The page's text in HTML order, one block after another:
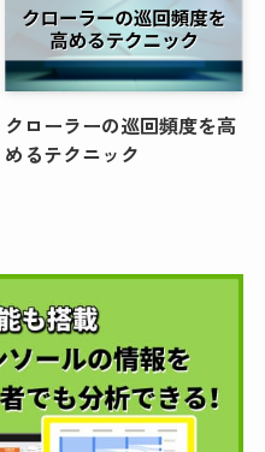
クローラーの巡回頻度を高
めるテクニック